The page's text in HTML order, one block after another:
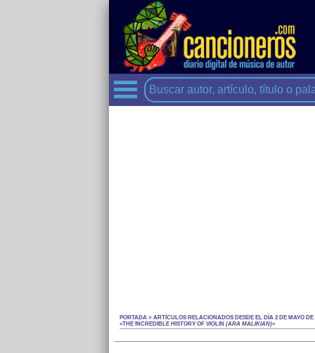
PORTADA > ARTÍCULOS RELACIONADOS DESDE EL DÍA 2 DE MAYO DE
«THE INCREDIBLE HISTORY OF VIOLIN (ARA MALIKIAN)»